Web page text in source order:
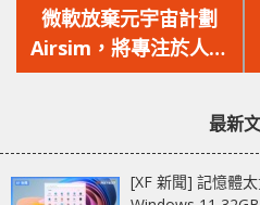
一
篇
文
微軟放棄元宇宙計劃
Airsim，將專注於人工
智能並裁掉團隊成員！
最新
[XF 新聞] 記憶體